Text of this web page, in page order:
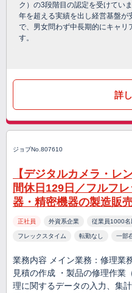
ク）の3段階目の認定を受けてい
年を超える実績を出し経営基盤が
で、男女問わず中長期的にキャリ
す。
詳
ジョブNo.807610
【デジタルカメラ・レ
間休日129日／フルフ
器・精密機器の製造販
正社員 外資系企業 従業員1000名
フレックスタイム 転勤なし 一部
業務内容 メイン業務：修理業
見積の作成 ・製品の修理作業
理に関するデータの入力、集